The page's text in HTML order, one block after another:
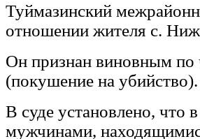
Туймазинский
отношении жителя с.
Он признан виновным
(покушение на убийство).
В суде установлено, что
мужчинами,